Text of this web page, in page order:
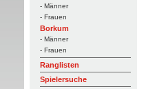
- Männer
- Frauen
Borkum
- Männer
- Frauen
Ranglisten
Spielersuche